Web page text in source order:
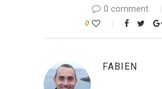
0 comment
0
FABIEN